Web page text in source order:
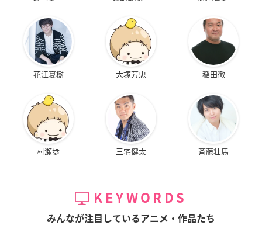
花江夏樹 大塚芳忠 稲田徹
村瀬歩 三宅健太 斉藤壮馬
KEYWORDS
みんなが注目しているアニメ・作品たち